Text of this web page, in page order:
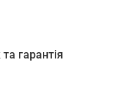
гарантія